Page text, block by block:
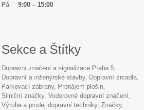
Pá
9:00 – 15:00
Sekce a Štítky
Dopravní značení a signalizace Praha 5
Dopravní a inženýrské stavby
dopravní zrcadla
parkovací zábrany
pronájem plošin
silniční značky
vodorovné dopravní značení
Výroba a prodej dopravní techniky
značky